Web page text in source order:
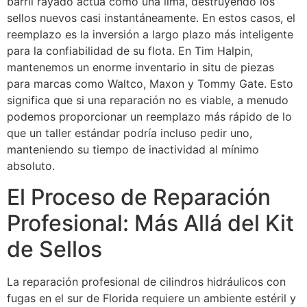
sellos nuevos casi instantáneamente. En estos casos, el
reemplazo es la inversión a largo plazo más inteligente
para la confiabilidad de su flota. En Tim Halpin,
mantenemos un enorme inventario in situ de piezas
para marcas como Waltco, Maxon y Tommy Gate. Esto
significa que si una reparación no es viable, a menudo
podemos proporcionar un reemplazo más rápido de lo
que un taller estándar podría incluso pedir uno,
manteniendo su tiempo de inactividad al mínimo
absoluto.
El Proceso de Reparación
Profesional: Más Allá del Kit
de Sellos
La reparación profesional de cilindros hidráulicos con
fugas en el sur de Florida requiere un ambiente estéril y